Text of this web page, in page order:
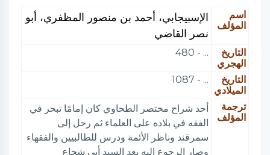
اسم
المؤلف
الإسبيجابي، أحمد بن منصور المظفري، أبو
نصر القاضي
التاريخ
الهجري
... - 480
التاريخ
الميلادي
... - 1087
ترجمة
المؤلف
أحد شراح مختصر الطحاوي كان إمامًا تبحر في
الفقه في بلاده على العلماء ثم رحل إلى
سمرقند وناظر الأئمة ودرس للطالبيين والفقهاء
وصار الرجوع إليه بعد السيد أبي شجاع